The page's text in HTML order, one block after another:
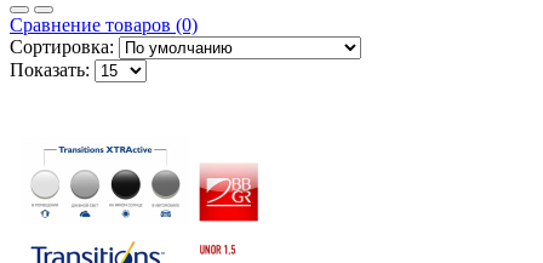
Сравнение товаров (0)
Сортировка:
Показать: